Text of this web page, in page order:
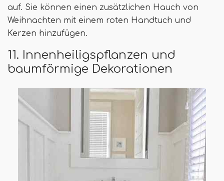
auf. Sie können einen zusätzlichen Hauch von
Weihnachten mit einem roten Handtuch und
Kerzen hinzufügen.
11. Innenheiligspflanzen und
baumförmige Dekorationen